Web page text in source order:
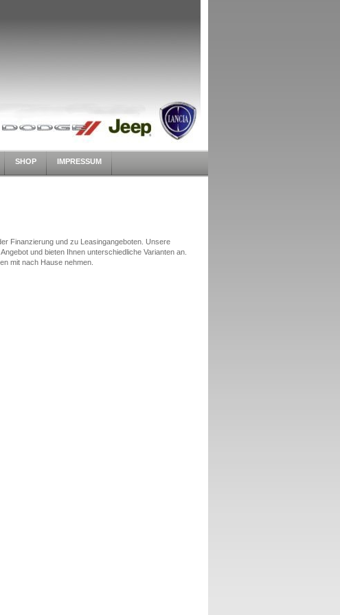
SHOP IMPRESSUM
Finanzierung und zu Leasingangeboten. Unsere
und bieten Ihnen unterschiedliche Varianten an.
mit nach Hause nehmen.